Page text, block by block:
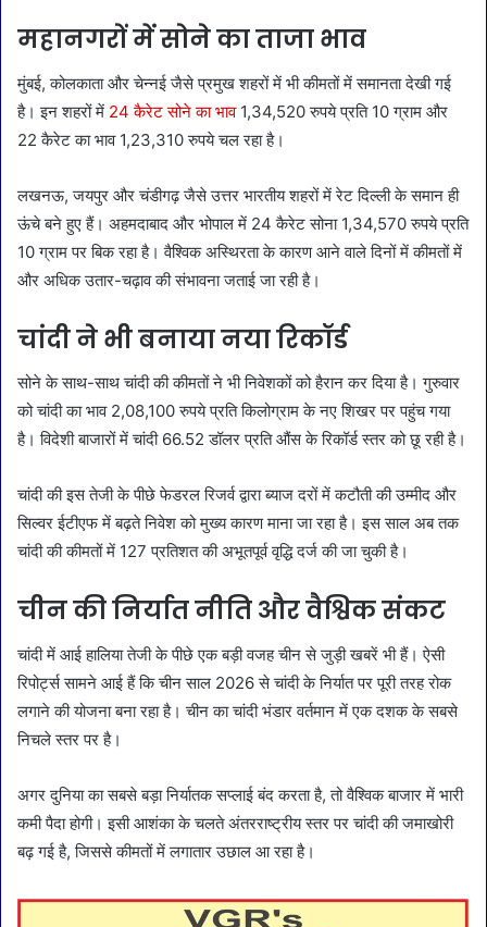
महानगरों में सोने का ताजा भाव
मुंबई, कोलकाता और चेन्नई जैसे प्रमुख शहरों में भी कीमतों में समानता देखी गई
है। इन शहरों में 24 कैरेट सोने का भाव1,34,520 रुपये प्रति 10 ग्राम और
22 कैरेट का भाव 1,23,310 रुपये चल रहा है।
लखनऊ, जयपुर और चंडीगढ़ जैसे उत्तर भारतीय शहरों में रेट दिल्ली के समान ही
ऊंचे बने हुए हैं। अहमदाबाद और भोपाल में 24 कैरेट सोना 1,34,570 रुपये प्रति
10 ग्राम पर बिक रहा है। वैश्विक अस्थिरता के कारण आने वाले दिनों में कीमतों में
और अधिक उतार-चढ़ाव की संभावना जताई जा रही है।
चांदी ने भी बनाया नया रिकॉर्ड
सोने के साथ-साथ चांदी की कीमतों ने भी निवेशकों को हैरान कर दिया है। गुरुवार
को चांदी का भाव 2,08,100 रुपये प्रति किलोग्राम के नए शिखर पर पहुंच गया
है। विदेशी बाजारों में चांदी 66.52 डॉलर प्रति औंस के रिकॉर्ड स्तर को छू रही है।
चांदी की इस तेजी के पीछे फेडरल रिजर्व द्वारा ब्याज दरों में कटौती की उम्मीद और
सिल्वर ईटीएफ में बढ़ते निवेश को मुख्य कारण माना जा रहा है। इस साल अब तक
चांदी की कीमतों में 127 प्रतिशत की अभूतपूर्व वृद्धि दर्ज की जा चुकी है।
चीन की निर्यात नीति और वैश्विक संकट
चांदी में आई हालिया तेजी के पीछे एक बड़ी वजह चीन से जुड़ी खबरें भी हैं। ऐसी
रिपोर्ट्स सामने आई हैं कि चीन साल 2026 से चांदी के निर्यात पर पूरी तरह रोक
लगाने की योजना बना रहा है। चीन का चांदी भंडार वर्तमान में एक दशक के सबसे
निचले स्तर पर है।
अगर दुनिया का सबसे बड़ा निर्यातक सप्लाई बंद करता है, तो वैश्विक बाजार में भारी
कमी पैदा होगी। इसी आशंका के चलते अंतरराष्ट्रीय स्तर पर चांदी की जमाखोरी
बढ़ गई है, जिससे कीमतों में लगातार उछाल आ रहा है।